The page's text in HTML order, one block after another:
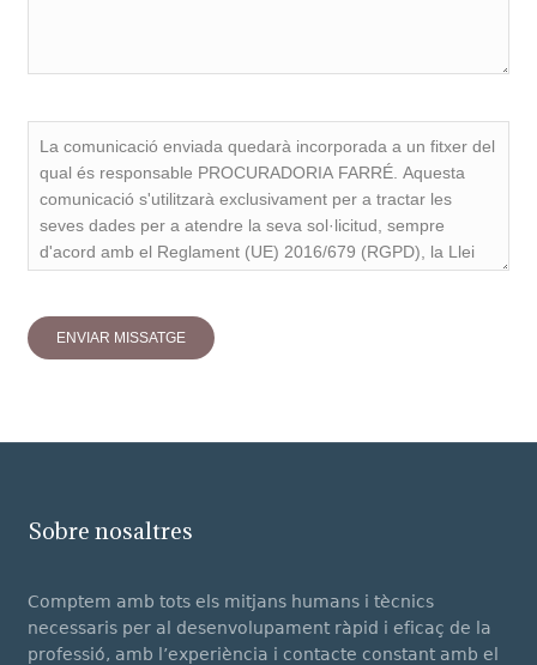
Sobre nosaltres
Comptem amb tots els mitjans humans i tècnics
necessaris per al desenvolupament ràpid i eficaç de la
professió, amb l’experiència i contacte constant amb el